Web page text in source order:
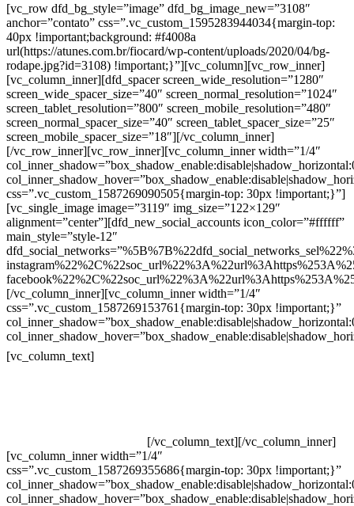
[vc_row dfd_bg_style=”image” dfd_bg_image_new=”3108″
anchor=”contato” css=”.vc_custom_1595283944034{margin-top:
40px !important;background: #f4008a
url(https://atunes.com.br/fiocard/wp-content/uploads/2020/04/bg-
rodape.jpg?id=3108) !important;}”][vc_column][vc_row_inner]
[vc_column_inner][dfd_spacer screen_wide_resolution=”1280″
screen_wide_spacer_size=”40″ screen_normal_resolution=”1024″
screen_tablet_resolution=”800″ screen_mobile_resolution=”480″
screen_normal_spacer_size=”40″ screen_tablet_spacer_size=”25″
screen_mobile_spacer_size=”18″][/vc_column_inner]
[/vc_row_inner][vc_row_inner][vc_column_inner width=”1/4″
css=”.vc_custom_1587269090505{margin-top: 30px !important;}”]
[vc_single_image image=”3119″ img_size=”122×129″
alignment=”center”][dfd_new_social_accounts icon_color=”#ffffff”
main_style=”style-12″
[/vc_column_inner][vc_column_inner width=”1/4″
css=”.vc_custom_1587269153761{margin-top: 30px !important;}”
[vc_column_text]
[/vc_column_text][/vc_column_inner]
[vc_column_inner width=”1/4″
css=”.vc_custom_1587269355686{margin-top: 30px !important;}”